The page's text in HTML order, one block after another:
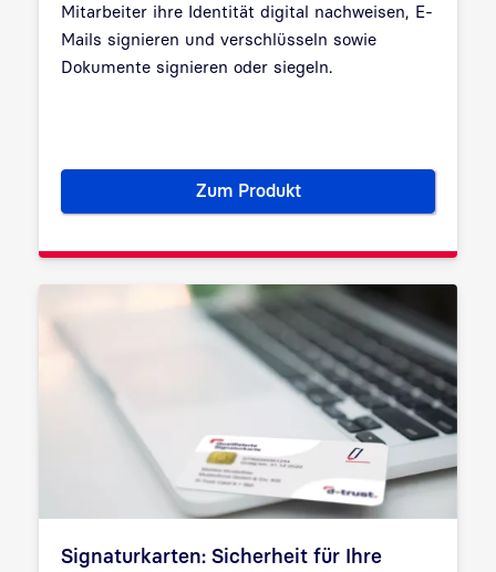
Mitarbeiter ihre Identität digital nachweisen, E-
Mails signieren und verschlüsseln sowie
Dokumente signieren oder siegeln.
Zum ProduktPersonen- und
Signaturkarten: Sicherheit für Ihre